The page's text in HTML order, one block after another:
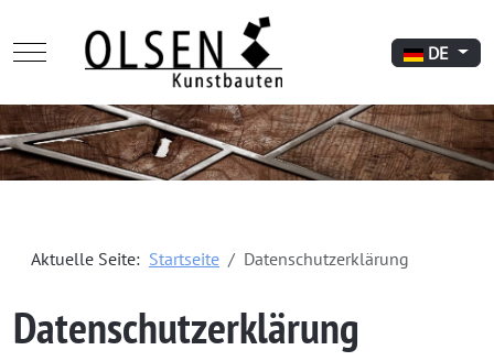
Mobile Menu Toggle Sprache
DE
Aktuelle Seite: Startseite Datenschutzerklärung
Datenschutzerklärung